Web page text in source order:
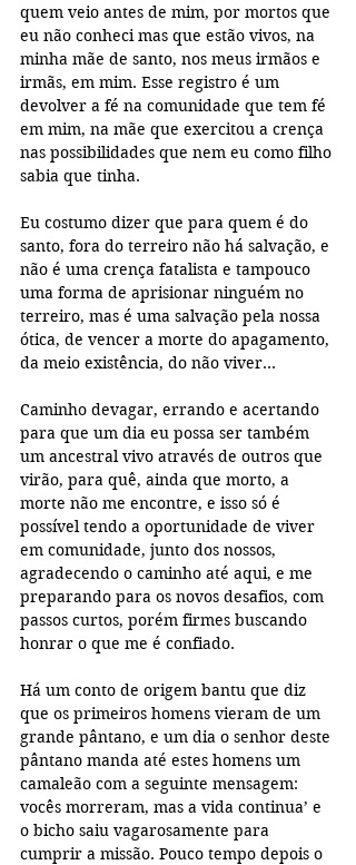
quem veio antes de mim, por mortos que
eu não conheci mas que estão vivos, na
minha mãe de santo, nos meus irmãos e
irmãs, em mim. Esse registro é um
devolver a fé na comunidade que tem fé
em mim, na mãe que exercitou a crença
nas possibilidades que nem eu como filho
sabia que tinha.
Eu costumo dizer que para quem é do
santo, fora do terreiro não há salvação, e
não é uma crença fatalista e tampouco
uma forma de aprisionar ninguém no
terreiro, mas é uma salvação pela nossa
ótica, de vencer a morte do apagamento,
da meio existência, do não viver...
Caminho devagar, errando e acertando
para que um dia eu possa ser também
um ancestral vivo através de outros que
virão, para quê, ainda que morto, a
morte não me encontre, e isso só é
possível tendo a oportunidade de viver
em comunidade, junto dos nossos,
agradecendo o caminho até aqui, e me
preparando para os novos desafios, com
passos curtos, porém firmes buscando
honrar o que me é confiado.
Há um conto de origem bantu que diz
que os primeiros homens vieram de um
grande pântano, e um dia o senhor deste
pântano manda até estes homens um
camaleão com a seguinte mensagem:
vocês morreram, mas a vida continua’ e
o bicho saiu vagarosamente para
cumprir a missão. Pouco tempo depois o